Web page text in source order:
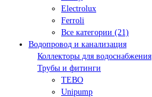
Electrolux
Ferroli
Все категории (21)
Водопровод и канализация
Коллекторы для водоснабжения
Трубы и фитинги
TEBO
Unipump